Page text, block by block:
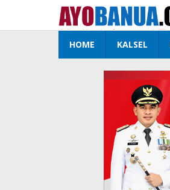
konten
HOME KALSEL